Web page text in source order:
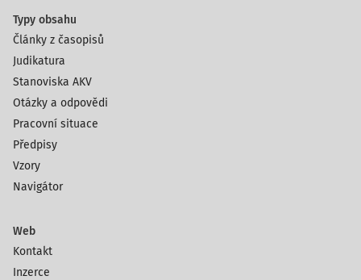
Typy obsahu
Články z časopisů
Judikatura
Stanoviska AKV
Otázky a odpovědi
Pracovní situace
Předpisy
Vzory
Navigátor
Web
Kontakt
Inzerce